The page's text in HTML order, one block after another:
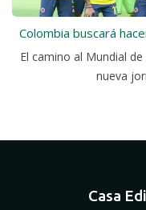
Colombia buscará
El camino al Mundial
nueva
Casa